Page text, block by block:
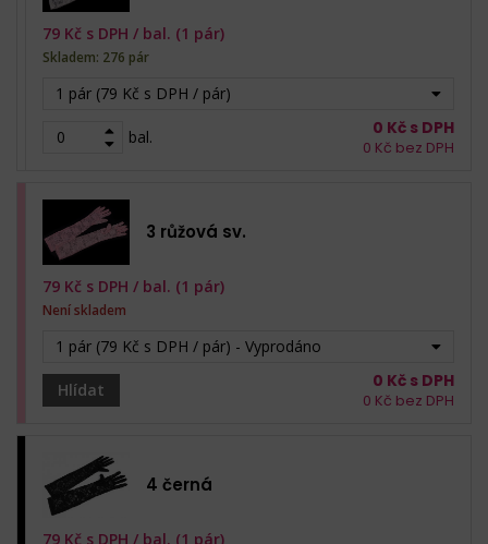
1 pár (79 Kč s DPH / pár)
bal.
79 Kč s DPH / bal. (1 pár)
Skladem: 276 pár
0 Kč s DPH
0 Kč bez DPH
3 růžová sv.
1 pár (79 Kč s DPH / pár) - Vyprodáno
Hlídat
79 Kč s DPH / bal. (1 pár)
Není skladem
0 Kč s DPH
0 Kč bez DPH
4 černá
79 Kč s DPH / bal. (1 pár)